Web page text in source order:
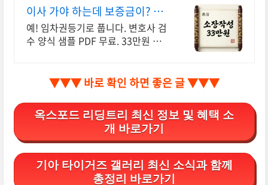
이사 가야 하는데 보증금이? 변
호사가 직접 작성
예! 임차권등기로 풉니다. 변호사 검
수 양식 샘플 PDF 무료. 33만원 소
안내드립니다
▼▼▼ 바로 확인 하면 좋은 글 ▼▼▼
옥스포드 리딩트리 최신 정보 및 혜택 소
개 바로가기
기아 타이거즈 갤러리 최신 소식과 함께
총정리 바로가기